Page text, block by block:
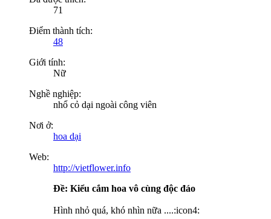
71
Điểm thành tích:
48
Giới tính:
Nữ
Nghề nghiệp:
nhổ cỏ dại ngoài công viên
Nơi ở:
hoa dại
Web:
http://vietflower.info
Ðề: Kiểu cắm hoa vô cùng độc đáo
Hình nhỏ quá, khó nhìn nữa ....:icon4: